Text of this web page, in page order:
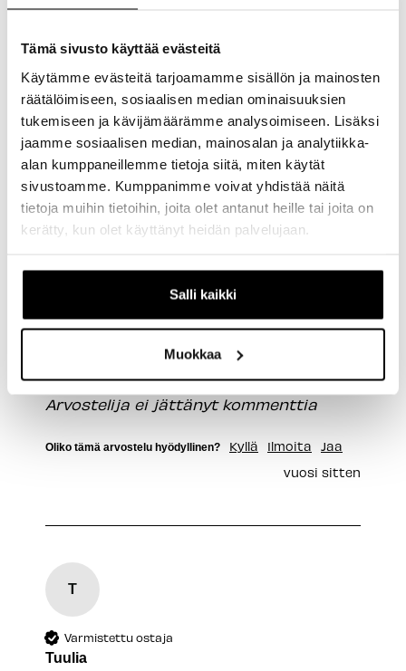
Tämä sivusto käyttää evästeitä
Käytämme evästeitä tarjoamamme sisällön ja mainosten
räätälöimiseen, sosiaalisen median ominaisuuksien
tukemiseen ja kävijämäärämme analysoimiseen. Lisäksi
jaamme sosiaalisen median, mainosalan ja analytiikka-
alan kumppaneillemme tietoja siitä, miten käytät
sivustoamme. Kumppanimme voivat yhdistää näitä
tietoja muihin tietoihin, joita olet antanut heille tai joita on
kerätty, kun olet käyttänyt heidän palvelujaan.
Salli kaikki
Muokkaa
säädettävä!
1 henkilö piti arvostelua hyödyllisenä
Oliko tämä arvostelu hyödyllinen? Kyllä Ilmoita
Jaa
8 kuukautta sitten
A
Varmistettu ostaja
SKS Veloflexx 65 29" Lokasuojasetti
Arvostelija ei jättänyt kommenttia
Oliko tämä arvostelu hyödyllinen? Kyllä Ilmoita
Jaa
vuosi sitten
T
Varmistettu ostaja
Tuulia